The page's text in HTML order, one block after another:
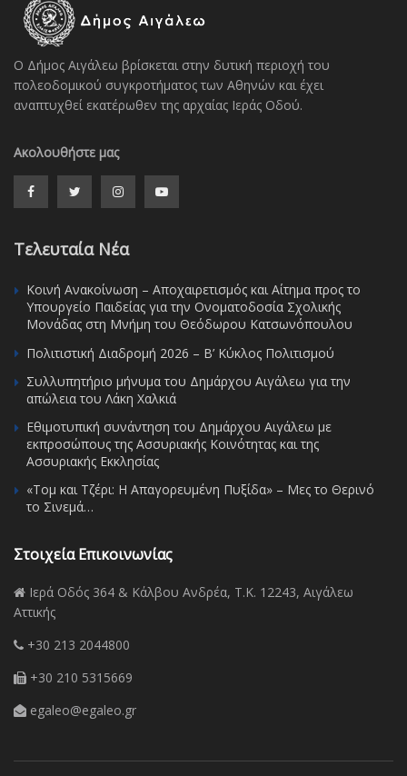
Ο Δήμος Αιγάλεω βρίσκεται στην δυτική περιοχή του
πολεοδομικού συγκροτήματος των Αθηνών και έχει
αναπτυχθεί εκατέρωθεν της αρχαίας Ιεράς Οδού.
Ακολουθήστε μας
Τελευταία Νέα
Κοινή Ανακοίνωση – Αποχαιρετισμός και Αίτημα προς το
Υπουργείο Παιδείας για την Ονοματοδοσία Σχολικής
Μονάδας στη Μνήμη του Θεόδωρου Κατσωνόπουλου
Πολιτιστική Διαδρομή 2026 – Β’ Κύκλος Πολιτισμού
Συλλυπητήριο μήνυμα του Δημάρχου Αιγάλεω για την
απώλεια του Λάκη Χαλκιά
Εθιμοτυπική συνάντηση του Δημάρχου Αιγάλεω με
εκπροσώπους της Ασσυριακής Κοινότητας και της
Ασσυριακής Εκκλησίας
«Τομ και Τζέρι: Η Απαγορευμένη Πυξίδα» – Μες το Θερινό
το Σινεμά…
Στοιχεία Επικοινωνίας
Ιερά Οδός 364 & Κάλβου Ανδρέα, Τ.Κ. 12243, Αιγάλεω
Αττικής
+30 213 2044800
+30 210 5315669
egaleo@egaleo.gr